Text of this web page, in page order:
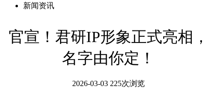
新闻资讯
官宣！君研IP形象正式亮相，
名字由你定！
2026-03-03 225次浏览